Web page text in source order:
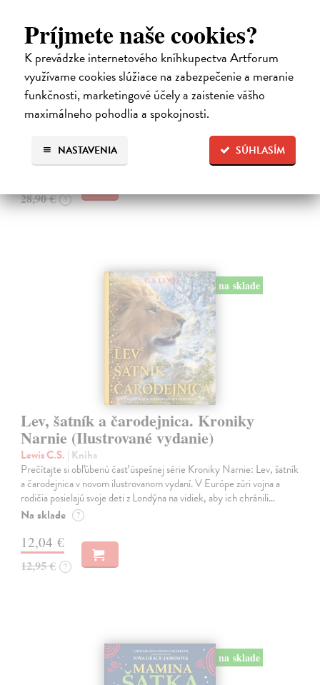
Príjmete naše cookies?
K prevádzke internetového kníhkupectva Artforum
využívame cookies slúžiace na zabezpečenie a meranie
funkčnosti, marketingové účely a zaistenie vášho
maximálneho pohodlia a spokojnosti.
SÚHLASÍM
NASTAVENIA
Alica a hmyz
Dúbravský Andrej| Kniha
Alica je zvedavá mačka, ktorá býva so zvedavým Andrejom. Obaja sú
Na sklade ?
28,90 € ?
na sklade
Lev, šatník a čarodejnica. Kroniky
Narnie (Ilustrované vydanie)
Lewis C.S. | Kniha
Prečítajte si obľúbenú časť úspešnej série Kroniky Narnie: Lev, šatník
a čarodejnica v novom ilustrovanom vydaní. V Európe zúri vojna a
rodičia posielajú svoje deti z Londýna na vidiek, aby ich chránili…
Na sklade ?
12,04 €
12,95 € ?
na sklade